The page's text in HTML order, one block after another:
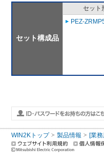
セット構成品
セット
PEZ-
WIN2Kトップ 製品情報 [業